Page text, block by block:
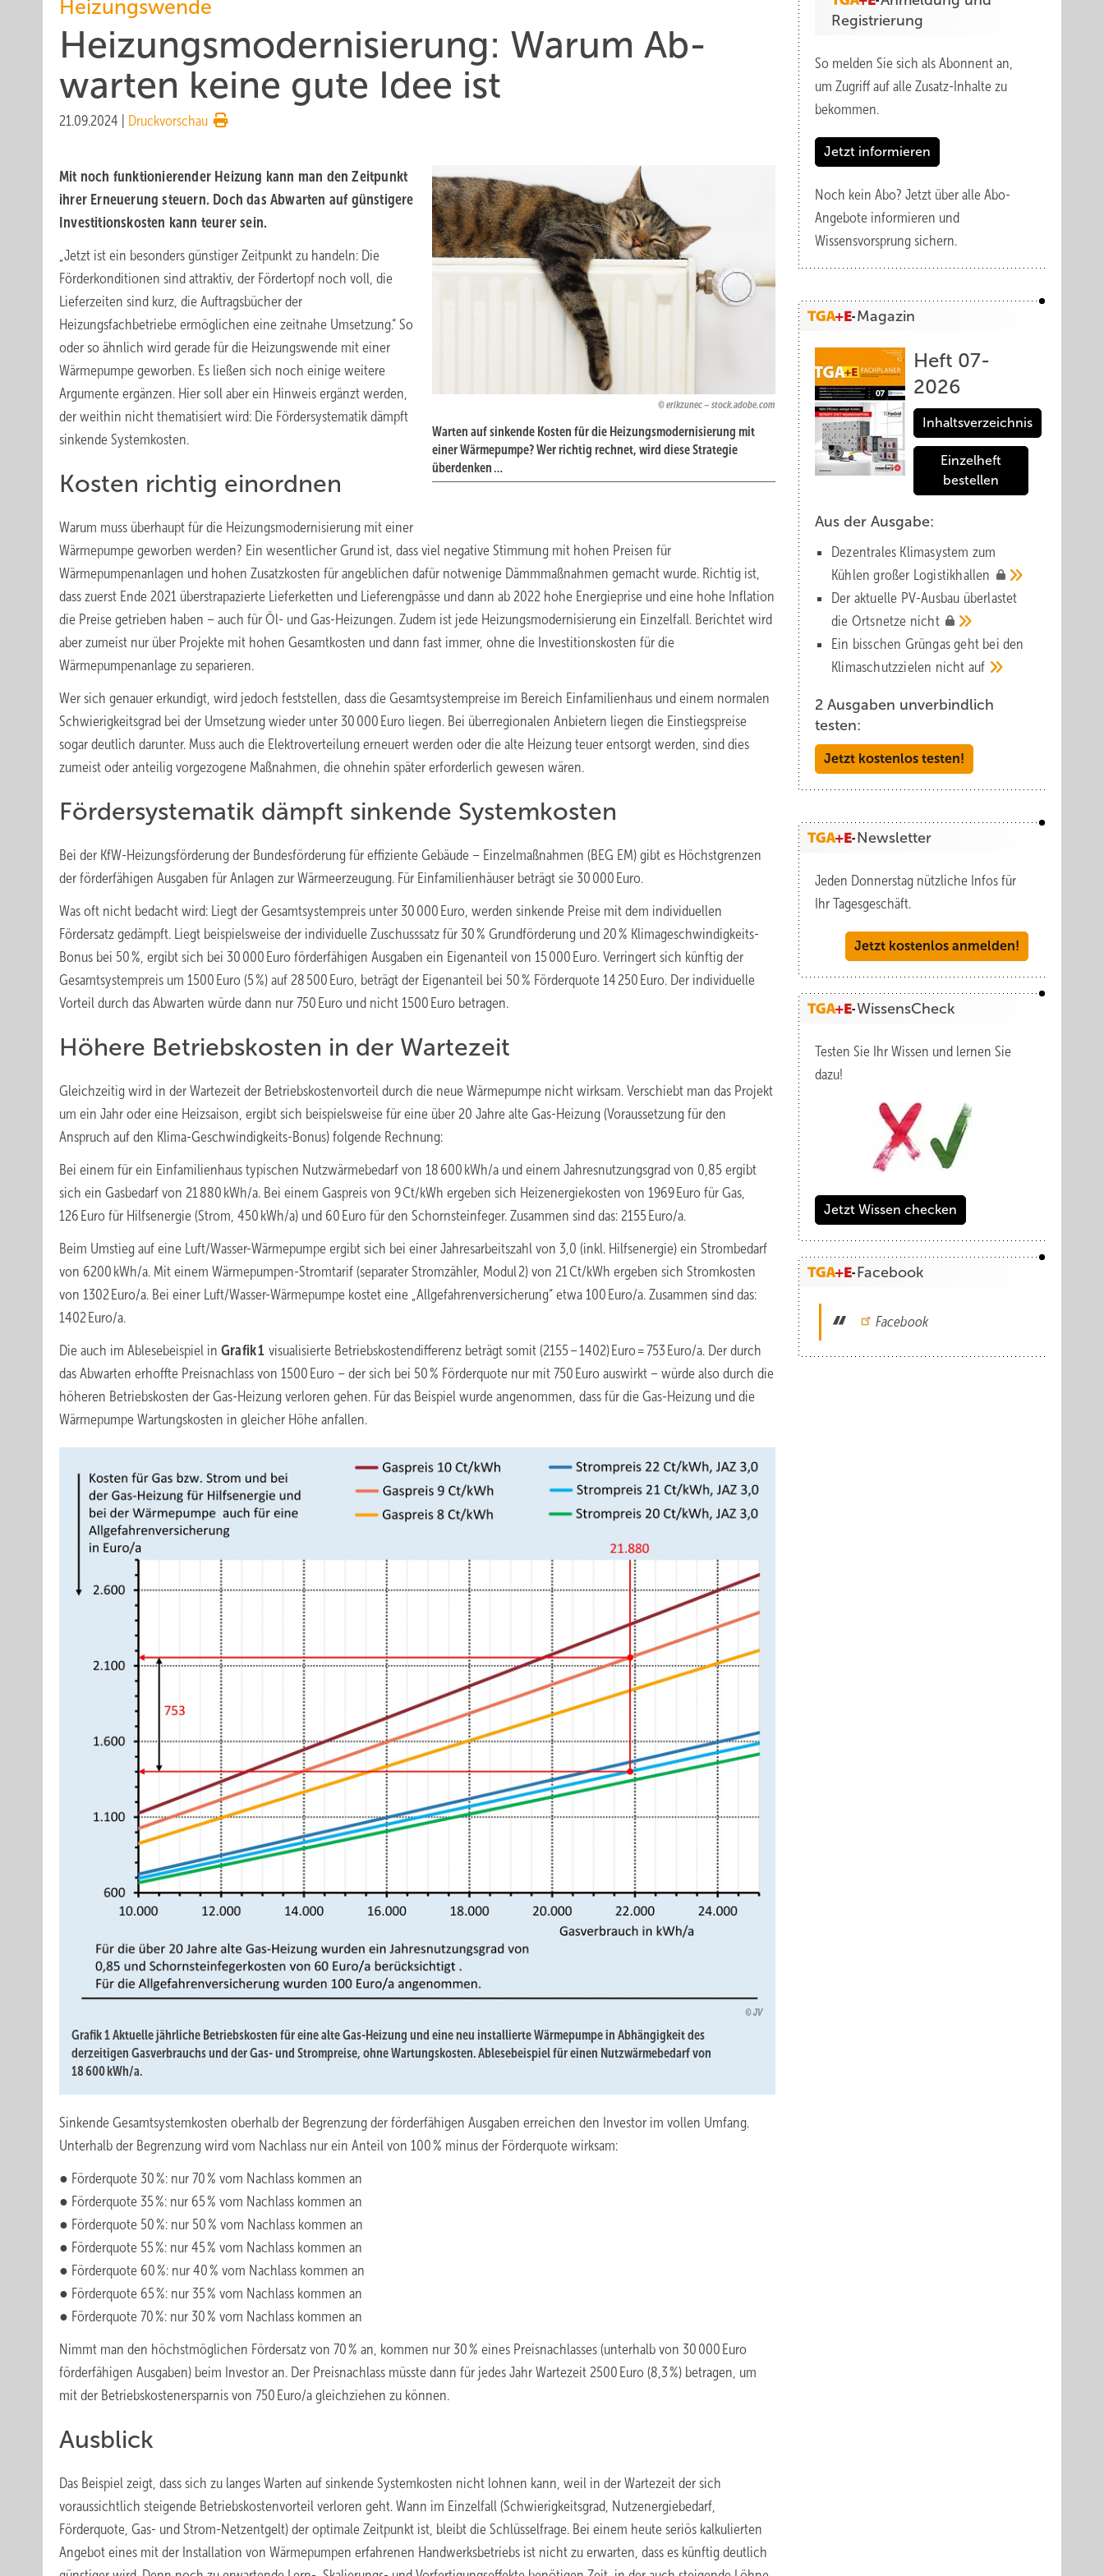
Heizungswende
Heizungs­modernisie­rung: Wa­rum Ab­
warten keine gute Idee ist
21.09.2024 Druckvorschau
erikzunec – stock.adobe.com
Warten auf sinkende Kosten für die Heizungsmodernisierung mit
einer Wärmepumpe? Wer richtig rechnet, wird diese Strategie
überdenken …
Mit noch funktio­nieren­der Hei­zung kann man den Zeit­punkt
ihrer Er­neu­erung steu­ern. Doch das Ab­warten auf güns­ti­gere
Investitions­kos­ten kann teurer sein.
„Jetzt ist ein besonders günstiger Zeitpunkt zu handeln: Die
Förderkonditionen sind attraktiv, der Fördertopf noch voll, die
Lieferzeiten sind kurz, die Auftragsbücher der
Heizungsfachbetriebe ermöglichen eine zeitnahe Umsetzung.“ So
oder so ähnlich wird gerade für die Heizungswende mit einer
Wärmepumpe geworben. Es ließen sich noch einige weitere
Argumente ergänzen. Hier soll aber ein Hinweis ergänzt werden,
der weithin nicht thematisiert wird: Die Fördersystematik dämpft
sinkende Systemkosten.
Kosten richtig einordnen
Warum muss überhaupt für die Heizungsmodernisierung mit einer
Wärmepumpe geworben werden? Ein wesentlicher Grund ist, dass viel negative Stimmung mit hohen Preisen für
Wärmepumpenanlagen und hohen Zusatzkosten für angeblichen dafür notwenige Dämmmaßnahmen gemacht wurde. Richtig ist,
dass zuerst Ende 2021 überstrapazierte Lieferketten und Lieferengpässe und dann ab 2022 hohe Energieprise und eine hohe Inflation
die Preise getrieben haben – auch für Öl- und Gas-Heizungen. Zudem ist jede Heizungsmodernisierung ein Einzelfall. Berichtet wird
aber zumeist nur über Projekte mit hohen Gesamtkosten und dann fast immer, ohne die Investitionskosten für die
Wärmepumpenanlage zu separieren.
Wer sich genauer erkundigt, wird jedoch feststellen, dass die Gesamtsystempreise im Bereich Einfamilienhaus und einem normalen
Schwierigkeitsgrad bei der Umsetzung wieder unter 30 000 Euro liegen. Bei überregionalen Anbietern liegen die Einstiegspreise
sogar deutlich darunter. Muss auch die Elektroverteilung erneuert werden oder die alte Heizung teuer entsorgt werden, sind dies
zumeist oder anteilig vorgezogene Maßnahmen, die ohnehin später erforderlich gewesen wären.
Fördersystematik dämpft sinkende Systemkosten
Bei der KfW-Heizungsförderung der Bundesförderung für effiziente Gebäude – Einzelmaßnahmen (BEG EM) gibt es Höchstgrenzen
der förderfähigen Ausgaben für Anlagen zur Wärmeerzeugung. Für Einfamilienhäuser beträgt sie 30 000 Euro.
Was oft nicht bedacht wird: Liegt der Gesamtsystempreis unter 30 000 Euro, werden sinkende Preise mit dem individuellen
Fördersatz gedämpft. Liegt beispielsweise der individuelle Zuschusssatz für 30 % Grundförderung und 20 % Klimageschwindigkeits-
Bonus bei 50 %, ergibt sich bei 30 000 Euro förderfähigen Ausgaben ein Eigenanteil von 15 000 Euro. Verringert sich künftig der
Gesamtsystempreis um 1500 Euro (5 %) auf 28 500 Euro, beträgt der Eigenanteil bei 50 % Förderquote 14 250 Euro. Der individuelle
Vorteil durch das Abwarten würde dann nur 750 Euro und nicht 1500 Euro betragen.
Höhere Betriebskosten in der Wartezeit
Gleichzeitig wird in der Wartezeit der Betriebskostenvorteil durch die neue Wärmepumpe nicht wirksam. Verschiebt man das Projekt
um ein Jahr oder eine Heizsaison, ergibt sich beispielsweise für eine über 20 Jahre alte Gas-Heizung (Voraussetzung für den
Anspruch auf den Klima-Geschwindigkeits-Bonus) folgende Rechnung:
Bei einem für ein Einfamilienhaus typischen Nutzwärmebedarf von 18 600 kWh/a und einem Jahresnutzungsgrad von 0,85 ergibt
sich ein Gasbedarf von 21 880 kWh/a. Bei einem Gaspreis von 9 Ct/kWh ergeben sich Heizenergiekosten von 1969 Euro für Gas,
126 Euro für Hilfsenergie (Strom, 450 kWh/a) und 60 Euro für den Schornsteinfeger. Zusammen sind das: 2155 Euro/a.
Beim Umstieg auf eine Luft/Wasser-Wärmepumpe ergibt sich bei einer Jahresarbeitszahl von 3,0 (inkl. Hilfsenergie) ein Strombedarf
von 6200 kWh/a. Mit einem Wärmepumpen-Stromtarif (separater Stromzähler, Modul 2) von 21 Ct/kWh ergeben sich Stromkosten
von 1302 Euro/a. Bei einer Luft/Wasser-Wärmepumpe kostet eine „Allgefahrenversicherung“ etwa 100 Euro/a. Zusammen sind das:
1402 Euro/a. ­
Die auch im Ablesebeispiel in Grafik 1 visualisierte Betriebskostendifferenz beträgt somit (2155 – 1402) Euro = 753 Euro/a. Der durch
das Abwarten erhoffte Preisnachlass von 1500 Euro – der sich bei 50 % Förderquote nur mit 750 Euro auswirkt – würde also durch die
höheren Betriebskosten der Gas-Heizung verloren gehen. Für das Beispiel wurde angenommen, dass für die Gas-Heizung und die
Wärmepumpe Wartungskosten in gleicher Höhe anfallen.
JV
Grafik 1 Aktuelle jährliche Betriebskosten für eine alte Gas-Heizung und eine neu installierte Wärmepumpe in Abhängigkeit des
derzeitigen Gasverbrauchs und der Gas- und Strompreise, ohne Wartungskosten. Ablesebeispiel für einen Nutzwärmebedarf von
18 600 kWh/a.
Sinkende Gesamtsystemkosten oberhalb der Begrenzung der förderfähigen Ausgaben erreichen den Investor im vollen Umfang.
Unterhalb der Begrenzung wird vom Nachlass nur ein Anteil von 100 % minus der Förderquote wirksam:
● Förderquote 30 %: nur 70 % vom Nachlass kommen an
● Förderquote 35 %: nur 65 % vom Nachlass kommen an
● Förderquote 50 %: nur 50 % vom Nachlass kommen an
● Förderquote 55 %: nur 45 % vom Nachlass kommen an
● Förderquote 60 %: nur 40 % vom Nachlass kommen an
● Förderquote 65 %: nur 35 % vom Nachlass kommen an
● Förderquote 70 %: nur 30 % vom Nachlass kommen an
Nimmt man den höchstmöglichen Fördersatz von 70 % an, kommen nur 30 % eines Preisnachlasses (unterhalb von 30 000 Euro
förderfähigen Ausgaben) beim Investor an. Der Preisnachlass müsste dann für jedes Jahr Wartezeit 2500 Euro (8,3 %) betragen, um
mit der Betriebskostenersparnis von 750 Euro/a gleichziehen zu können.
Ausblick
Das Beispiel zeigt, dass sich zu langes Warten auf sinkende Systemkosten nicht lohnen kann, weil in der Wartezeit der sich
voraussichtlich steigende Betriebskostenvorteil verloren geht. Wann im Einzelfall (Schwierigkeitsgrad, Nutzenergiebedarf,
Förderquote, Gas- und Strom-Netzentgelt) der optimale Zeitpunkt ist, bleibt die Schlüsselfrage. Bei einem heute seriös kalkulierten
Angebot eines mit der Installation von Wärmepumpen erfahrenen Handwerksbetriebs ist nicht zu erwarten, dass es künftig deutlich
Registrierung
So melden Sie sich als Abonnent an,
um Zugriff auf alle Zusatz-Inhalte zu
bekommen.
Jetzt informieren
Noch kein Abo? Jetzt über alle Abo-
Angebote informieren und
Wissensvorsprung sichern.
Magazin
Heft 07-
2026
Inhaltsverzeichnis
Einzelheft
bestellen
Aus der Ausgabe:
Dezentrales Klimasystem zum
Kühlen großer Logistik­hallen
Der aktuelle PV-Ausbau über­lastet
die Orts­netze nicht
Ein bisschen Grüngas geht bei den
Klima­schutz­zielen nicht auf
2 Ausgaben unverbindlich
testen:
Jetzt kostenlos testen!
Newsletter
Jeden Donnerstag nützliche Infos für
Ihr Tagesgeschäft.
Jetzt kostenlos anmelden!
WissensCheck
Testen Sie Ihr Wissen und lernen Sie
dazu!
Jetzt Wissen checken
Facebook
Facebook